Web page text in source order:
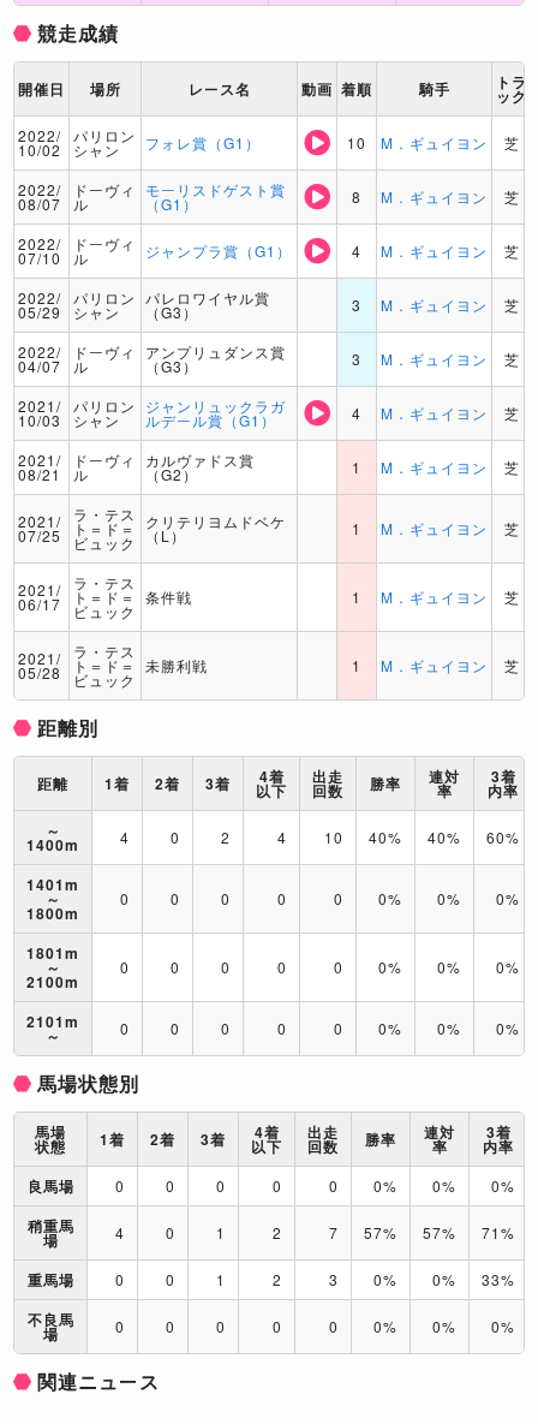
競走成績
開催日 場所 レース名 動画 着順 騎手 トラ
ック
2022/
10/02
パリロン
シャン フォレ賞（G1） 10 M．ギュイヨン 芝
2022/
08/07
ドーヴィ
ル
モーリスドゲスト賞
（G1） 8 M．ギュイヨン 芝
2022/
07/10
ドーヴィ
ル ジャンプラ賞（G1） 4 M．ギュイヨン 芝
2022/
05/29
パリロン
シャン
パレロワイヤル賞
（G3） 3 M．ギュイヨン 芝
2022/
04/07
ドーヴィ
ル
アンプリュダンス賞
（G3） 3 M．ギュイヨン 芝
2021/
10/03
パリロン
シャン
ジャンリュックラガ
ルデール賞（G1） 4 M．ギュイヨン 芝
2021/
08/21
ドーヴィ
ル
カルヴァドス賞
（G2） 1 M．ギュイヨン 芝
2021/
07/25
ラ・テス
ト＝ド＝
ビュック
クリテリヨムドベケ
（L） 1 M．ギュイヨン 芝
2021/
06/17
ラ・テス
ト＝ド＝
ビュック
条件戦 1 M．ギュイヨン 芝
2021/
05/28
ラ・テス
ト＝ド＝
ビュック
未勝利戦 1 M．ギュイヨン 芝
距離別
距離 1着 2着 3着 4着
以下
出走
回数 勝率 連対
率
3着
内率
～
1400m 4 0 2 4 10 40% 40% 60%
1401m
～
1800m
0 0 0 0 0 0% 0% 0%
1801m
～
2100m
0 0 0 0 0 0% 0% 0%
2101m
～ 0 0 0 0 0 0% 0% 0%
馬場状態別
馬場
状態 1着 2着 3着 4着
以下
出走
回数 勝率 連対
率
3着
内率
良馬場
0 0 0 0 0 0% 0% 0%
稍重馬
場 4 0 1 2 7 57% 57% 71%
重馬場 0 0 1 2 3 0% 0% 33%
不良馬
場 0 0 0 0 0 0% 0% 0%
関連ニュース